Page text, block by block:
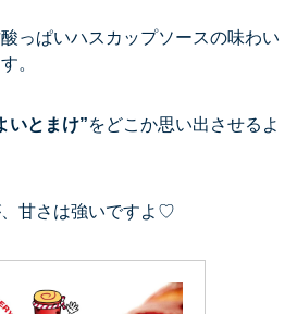
っぱいハスカップソースの味わい
。
いとまけ”をどこか思い出させるよ
甘さは強いですよ♡